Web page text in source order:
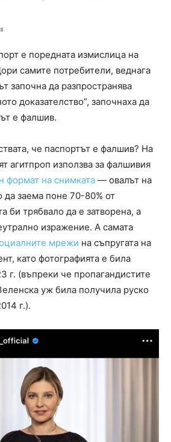
е поредната измислица на
самите потребители, веднага
започна да разпространява
доказателство”, започнаха да
е фалшив.
че паспортът е фалшив? На
агитпроп използва за фалшивия
формат на снимката — овалът на
да заема поне 70-80% от
би трябвало да е затворена, а
изражение. А самата
мрежи на съпругата на
като фотографията е била
г. (въпреки че пропагандистите
уж била получила руско
г.).